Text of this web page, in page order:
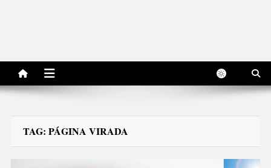
TAG: PÁGINA VIRADA